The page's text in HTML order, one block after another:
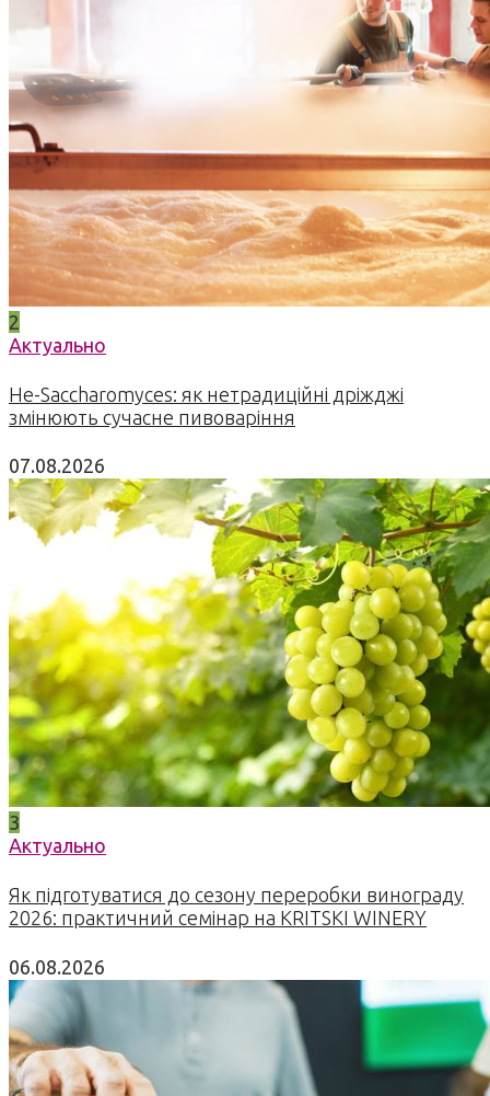
2
Актуально
Не-Saccharomyces: як нетрадиційні дріжджі
змінюють сучасне пивоваріння
07.08.2026
3
Актуально
Як підготуватися до сезону переробки винограду
2026: практичний семінар на KRITSKI WINERY
06.08.2026